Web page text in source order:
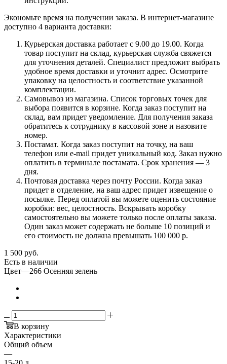
Экономьте время на получении заказа. В интернет-магазине
доступно 4 варианта доставки:
Курьерская доставка работает с 9.00 до 19.00. Когда
товар поступит на склад, курьерская служба свяжется
для уточнения деталей. Специалист предложит выбрать
удобное время доставки и уточнит адрес. Осмотрите
упаковку на целостность и соответствие указанной
комплектации.
Самовывоз из магазина. Список торговых точек для
выбора появится в корзине. Когда заказ поступит на
склад, вам придет уведомление. Для получения заказа
обратитесь к сотруднику в кассовой зоне и назовите
номер.
Постамат. Когда заказ поступит на точку, на ваш
телефон или e-mail придет уникальный код. Заказ нужно
оплатить в терминале постамата. Срок хранения — 3
дня.
Почтовая доставка через почту России. Когда заказ
придет в отделение, на ваш адрес придет извещение о
посылке. Перед оплатой вы можете оценить состояние
коробки: вес, целостность. Вскрывать коробку
самостоятельно вы можете только после оплаты заказа.
Один заказ может содержать не больше 10 позиций и
его стоимость не должна превышать 100 000 р.
1 500 руб.
Есть в наличии
Цвет—266 Осенняя зелень
В корзину
Характеристики
Общий объем
—